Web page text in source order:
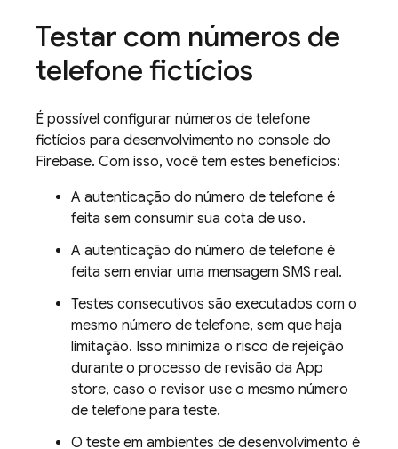
Testar com números de
telefone fictícios
É possível configurar números de telefone
fictícios para desenvolvimento no console do
Firebase. Com isso, você tem estes benefícios:
A autenticação do número de telefone é
feita sem consumir sua cota de uso.
A autenticação do número de telefone é
feita sem enviar uma mensagem SMS real.
Testes consecutivos são executados com o
mesmo número de telefone, sem que haja
limitação. Isso minimiza o risco de rejeição
durante o processo de revisão da App
store, caso o revisor use o mesmo número
de telefone para teste.
O teste em ambientes de desenvolvimento é